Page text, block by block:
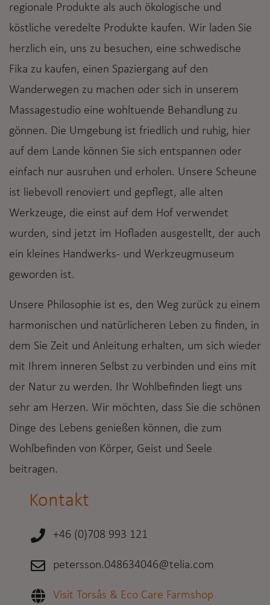
regionale Produkte als auch ökologische und
köstliche veredelte Produkte kaufen. Wir laden Sie
herzlich ein, uns zu besuchen, eine schwedische
Fika zu kaufen, einen Spaziergang auf den
Wanderwegen zu machen oder sich in unserem
Massagestudio eine wohltuende Behandlung zu
gönnen. Die Umgebung ist friedlich und ruhig, hier
auf dem Lande können Sie sich entspannen oder
einfach nur ausruhen und erholen. Unsere Scheune
ist liebevoll renoviert und gepflegt, alle alten
Werkzeuge, die einst auf dem Hof verwendet
wurden, sind jetzt im Hofladen ausgestellt, der auch
ein kleines Handwerks- und Werkzeugmuseum
geworden ist.
Unsere Philosophie ist es, den Weg zurück zu einem
harmonischen und natürlicheren Leben zu finden, in
dem Sie Zeit und Anleitung erhalten, um sich wieder
mit Ihrem inneren Selbst zu verbinden und eins mit
der Natur zu werden. Ihr Wohlbefinden liegt uns
sehr am Herzen. Wir möchten, dass Sie die schönen
Dinge des Lebens genießen können, die zum
Wohlbefinden von Körper, Geist und Seele
beitragen.
Kontakt
+46 (0)708 993 121
petersson.048634046@telia.com
Visit Torsås & Eco Care Farmshop